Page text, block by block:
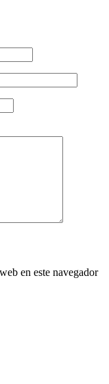
en este navegador